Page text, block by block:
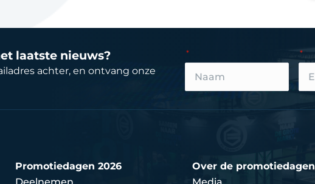
laatste nieuws?
achter, en ontvang onze
Promotiedagen 2026
Over de promotiedagen